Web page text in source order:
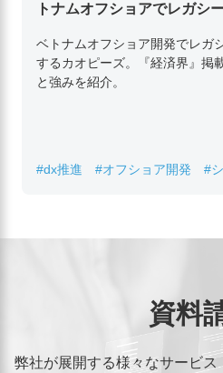
トナムオフショアでレガシ
ベトナムオフショア開発でレガ
するカオピーズ。『経済界』掲
と強みを紹介。
#dx推進 #オフショア開発 #
資料
弊社が展開する様々なサービ